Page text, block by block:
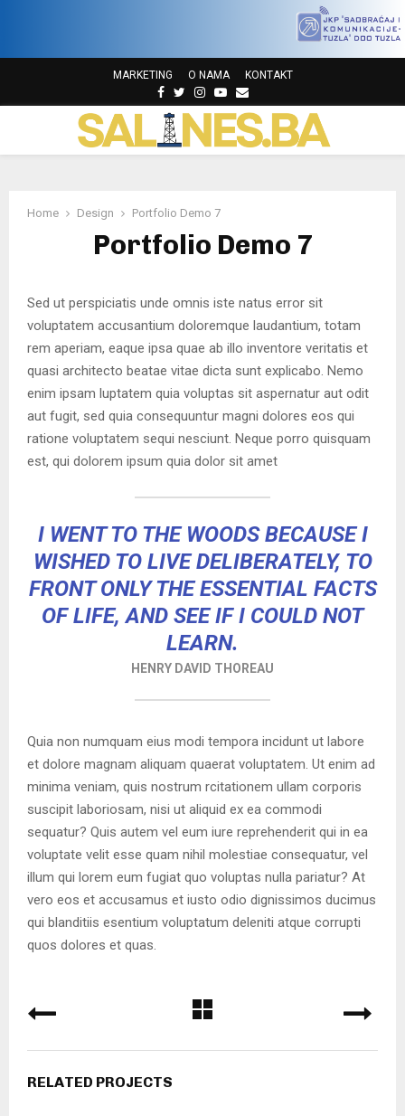
MARKETING O NAMA KONTAKT
F
a
c
e
o
w
t
r
I
n
t
m
Y
o
u
t
E
m
a
i
A
R
Y
M
Home Design Portfolio Demo 7
Portfolio Demo 7
Sed ut perspiciatis unde omnis iste natus error sit
voluptatem accusantium doloremque laudantium, totam
rem aperiam, eaque ipsa quae ab illo inventore veritatis et
quasi architecto beatae vitae dicta sunt explicabo. Nemo
enim ipsam luptatem quia voluptas sit aspernatur aut odit
aut fugit, sed quia consequuntur magni dolores eos qui
ratione voluptatem sequi nesciunt. Neque porro quisquam
est, qui dolorem ipsum quia dolor sit amet
I WENT TO THE WOODS BECAUSE I
WISHED TO LIVE DELIBERATELY, TO
FRONT ONLY THE ESSENTIAL FACTS
OF LIFE, AND SEE IF I COULD NOT
LEARN.
HENRY DAVID THOREAU
Quia non numquam eius modi tempora incidunt ut labore
et dolore magnam aliquam quaerat voluptatem. Ut enim ad
minima veniam, quis nostrum rcitationem ullam corporis
suscipit laboriosam, nisi ut aliquid ex ea commodi
sequatur? Quis autem vel eum iure reprehenderit qui in ea
voluptate velit esse quam nihil molestiae consequatur, vel
illum qui lorem eum fugiat quo voluptas nulla pariatur? At
vero eos et accusamus et iusto odio dignissimos ducimus
qui blanditiis esentium voluptatum deleniti atque corrupti
quos dolores et quas.
RELATED PROJECTS